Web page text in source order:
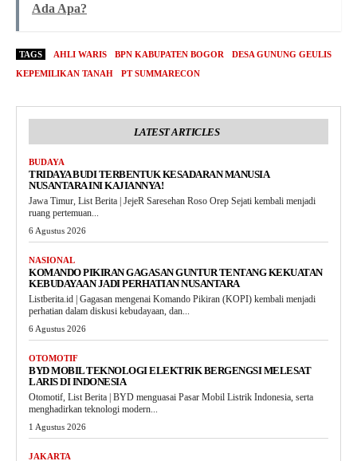
Ada Apa?
TAGS AHLI WARIS BPN KABUPATEN BOGOR
DESA GUNUNG GEULIS
KEPEMILIKAN TANAH
PT SUMMARECON
LATEST ARTICLES
BUDAYA
TRIDAYA BUDI TERBENTUK KESADARAN MANUSIA
NUSANTARA INI KAJIANNYA!
Jawa Timur, List Berita | JejeR Saresehan Roso Orep Sejati kembali menjadi
ruang pertemuan...
6 Agustus 2026
NASIONAL
KOMANDO PIKIRAN GAGASAN GUNTUR TENTANG KEKUATAN
KEBUDAYAAN JADI PERHATIAN NUSANTARA
Listberita.id | Gagasan mengenai Komando Pikiran (KOPI) kembali menjadi
perhatian dalam diskusi kebudayaan, dan...
6 Agustus 2026
OTOMOTIF
BYD MOBIL TEKNOLOGI ELEKTRIK BERGENGSI MELESAT
LARIS DI INDONESIA
Otomotif, List Berita | BYD menguasai Pasar Mobil Listrik Indonesia, serta
menghadirkan teknologi modern...
1 Agustus 2026
JAKARTA